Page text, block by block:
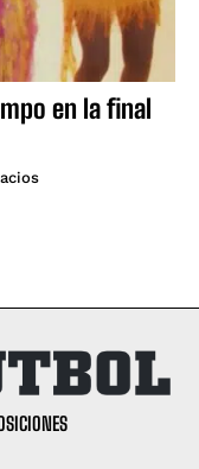
en la final